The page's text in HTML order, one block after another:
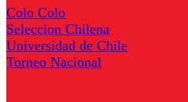
Colo Colo
Seleccion Chilena
Universidad de Chile
Torneo Nacional